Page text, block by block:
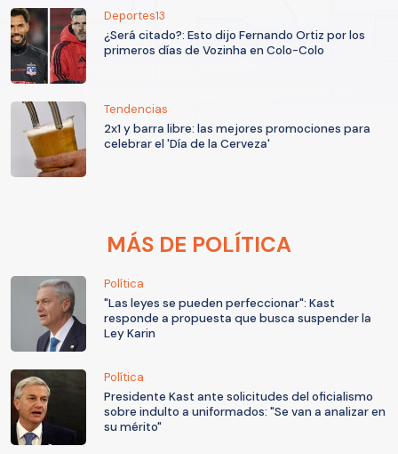
Deportes13
¿Será citado?: Esto dijo Fernando Ortiz por los
primeros días de Vozinha en Colo-Colo
Tendencias
2x1 y barra libre: las mejores promociones para
celebrar el 'Día de la Cerveza'
MÁS DE POLÍTICA
Política
"Las leyes se pueden perfeccionar": Kast
responde a propuesta que busca suspender la
Ley Karin
Política
Presidente Kast ante solicitudes del oficialismo
sobre indulto a uniformados: "Se van a analizar en
su mérito"